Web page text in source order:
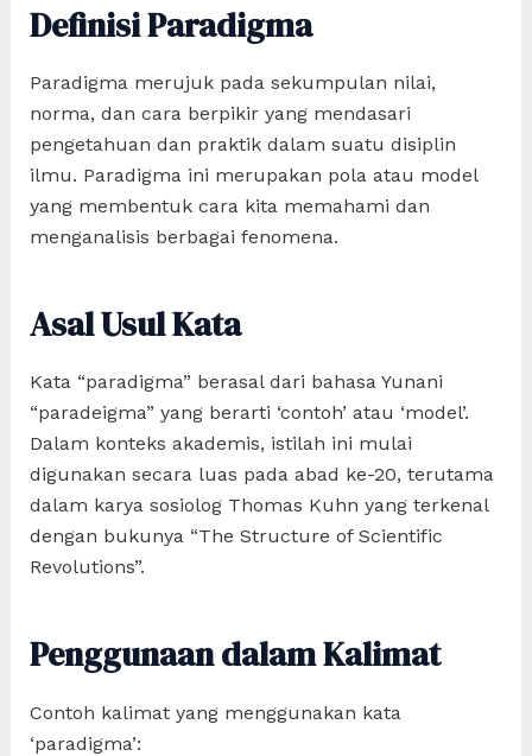
Definisi Paradigma
Paradigma merujuk pada sekumpulan nilai,
norma, dan cara berpikir yang mendasari
pengetahuan dan praktik dalam suatu disiplin
ilmu. Paradigma ini merupakan pola atau model
yang membentuk cara kita memahami dan
menganalisis berbagai fenomena.
Asal Usul Kata
Kata “paradigma” berasal dari bahasa Yunani
“paradeigma” yang berarti ‘contoh’ atau ‘model’.
Dalam konteks akademis, istilah ini mulai
digunakan secara luas pada abad ke-20, terutama
dalam karya sosiolog Thomas Kuhn yang terkenal
dengan bukunya “The Structure of Scientific
Revolutions”.
Penggunaan dalam Kalimat
Contoh kalimat yang menggunakan kata
‘paradigma’: